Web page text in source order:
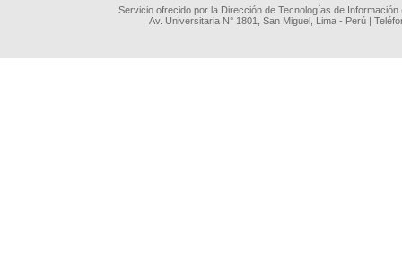
Servicio ofrecido por la Dirección de Tecnologías de
Av. Universitaria N° 1801, San Miguel, Lima - Perú |